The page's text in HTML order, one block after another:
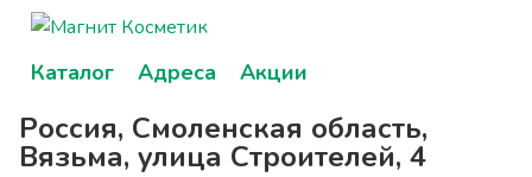
Каталог Адреса Акции
Россия, Смоленская область,
Вязьма, улица Строителей, 4